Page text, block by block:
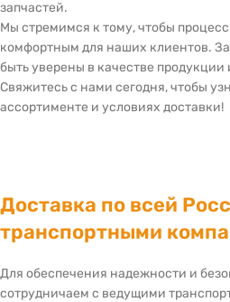
запчастей.
Мы стремимся к тому, чтобы
комфортным для наших клиентов.
быть уверены в качестве продукции
Свяжитесь с нами сегодня, чтобы
ассортименте и условиях доставки!
Доставка по всей
транспортными
Для обеспечения надежности и
сотрудничаем с ведущими